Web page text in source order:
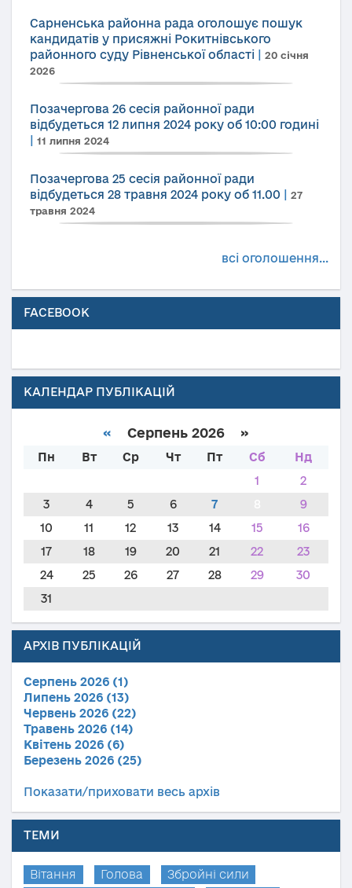
Сарненська районна рада оголошує пошук
кандидатів у присяжні Рокитнівського
районного суду Рівненської області
20 січня
2026
Позачергова 26 сесія районної ради
відбудеться 12 липня 2024 року об 10:00 годині
11 липня 2024
Позачергова 25 сесія районної ради
відбудеться 28 травня 2024 року об 11.00
27
травня 2024
всі оголошення...
FACEBOOK
КАЛЕНДАР ПУБЛІКАЦІЙ
« Серпень 2026 »
Пн Вт Ср Чт Пт Сб
Нд
1
2
3
4 5 6 7
9
10
11 12 13 14 15
16
17
18 19 20 21 22
23
24
25 26 27 28 29
30
31
АРХІВ ПУБЛІКАЦІЙ
Серпень 2026 (1)
Липень 2026 (13)
Червень 2026 (22)
Травень 2026 (14)
Квітень 2026 (6)
Березень 2026 (25)
Показати/приховати весь архів
ТЕМИ
Вітання Голова
Збройні сили